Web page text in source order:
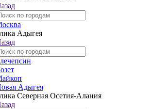
Адыгея
Адыгея
Северная Осетия-Алания